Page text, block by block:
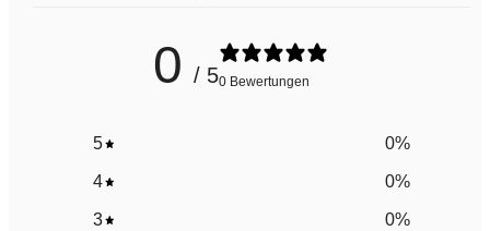
0 / 50 Bewertungen
5 0%
4 0%
3 0%